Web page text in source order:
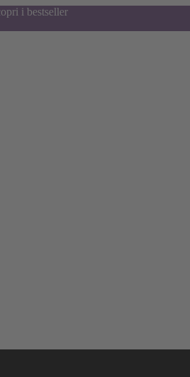
i bestseller